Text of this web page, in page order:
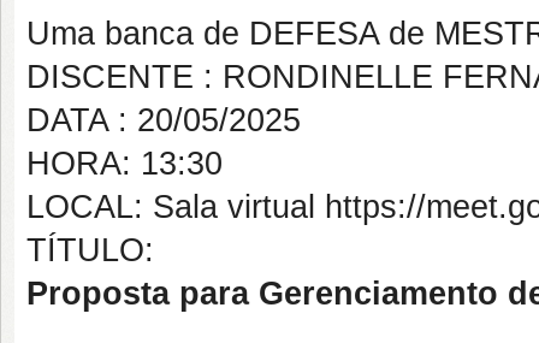
Uma banca de DEFESA de
DISCENTE : RONDINELLE
DATA : 20/05/2025
HORA: 13:30
LOCAL: Sala virtual https://
TÍTULO:
Proposta para Gerenciamento